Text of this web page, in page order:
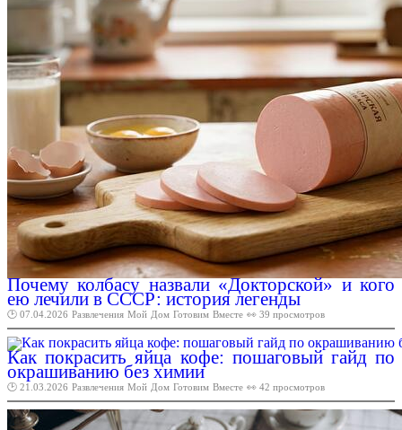
Почему колбасу назвали «Докторской» и кого
ею лечили в СССР: история легенды
🕑 07.04.2026 Развлечения Мой Дом Готовим Вместе 👀 39 просмотров
Как покрасить яйца кофе: пошаговый гайд по
окрашиванию без химии
🕑 21.03.2026 Развлечения Мой Дом Готовим Вместе 👀 42 просмотров